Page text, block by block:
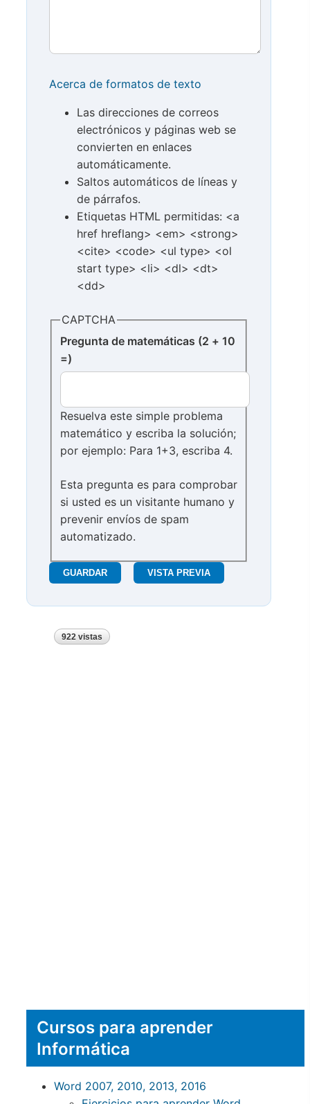
Acerca de formatos de texto
Las direcciones de correos
electrónicos y páginas web se
convierten en enlaces
automáticamente.
Saltos automáticos de líneas y
de párrafos.
Etiquetas HTML permitidas: <a
href hreflang> <em> <strong>
<cite> <code> <ul type> <ol
start type> <li> <dl> <dt>
<dd>
CAPTCHA
Pregunta de matemáticas (2 + 10
=)
Resuelva este simple problema
matemático y escriba la solución;
por ejemplo: Para 1+3, escriba 4.
Esta pregunta es para comprobar
si usted es un visitante humano y
prevenir envíos de spam
automatizado.
922 vistas
Cursos para aprender
Informática
Word 2007, 2010, 2013, 2016